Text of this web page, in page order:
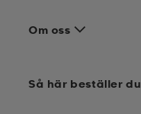
Om oss
Så här beställer du